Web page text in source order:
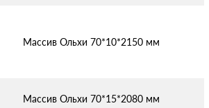
Массив Ольхи 70*10*2150 мм
Массив Ольхи 70*15*2080 мм